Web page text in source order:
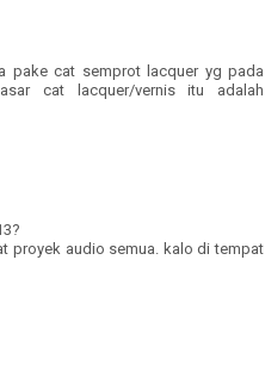
pake cat semprot lacquer yg pada
cat lacquer/vernis itu adalah
proyek audio semua. kalo di tempat